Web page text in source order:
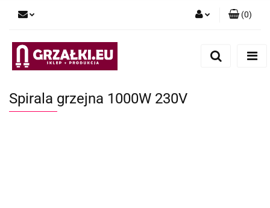
(0)
Spirala grzejna 1000W 230V